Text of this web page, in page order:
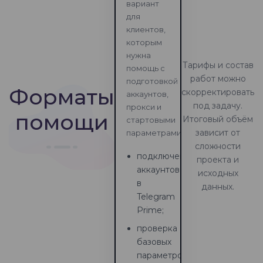
Форматы
помощи
вариант
для
клиентов,
которым
нужна
помощь с
подготовкой
аккаунтов,
прокси и
стартовыми
параметрами.
подключение
аккаунтов
в
Telegram
Prime;
проверка
базовых
параметров;
Тарифы и состав
работ можно
скорректировать
под задачу.
Итоговый объём
зависит от
сложности
проекта и
исходных
данных.